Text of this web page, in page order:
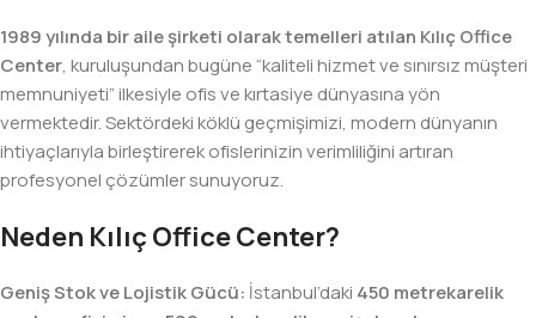
1989 yılında bir aile şirketi olarak temelleri atılan Kılıç Office
Center, kuruluşundan bugüne “kaliteli hizmet ve sınırsız müşteri
memnuniyeti” ilkesiyle ofis ve kırtasiye dünyasına yön
vermektedir. Sektördeki köklü geçmişimizi, modern dünyanın
ihtiyaçlarıyla birleştirerek ofislerinizin verimliliğini artıran
profesyonel çözümler sunuyoruz.
Neden Kılıç Office Center?
Geniş Stok ve Lojistik Gücü: İstanbul’daki 450 metrekarelik